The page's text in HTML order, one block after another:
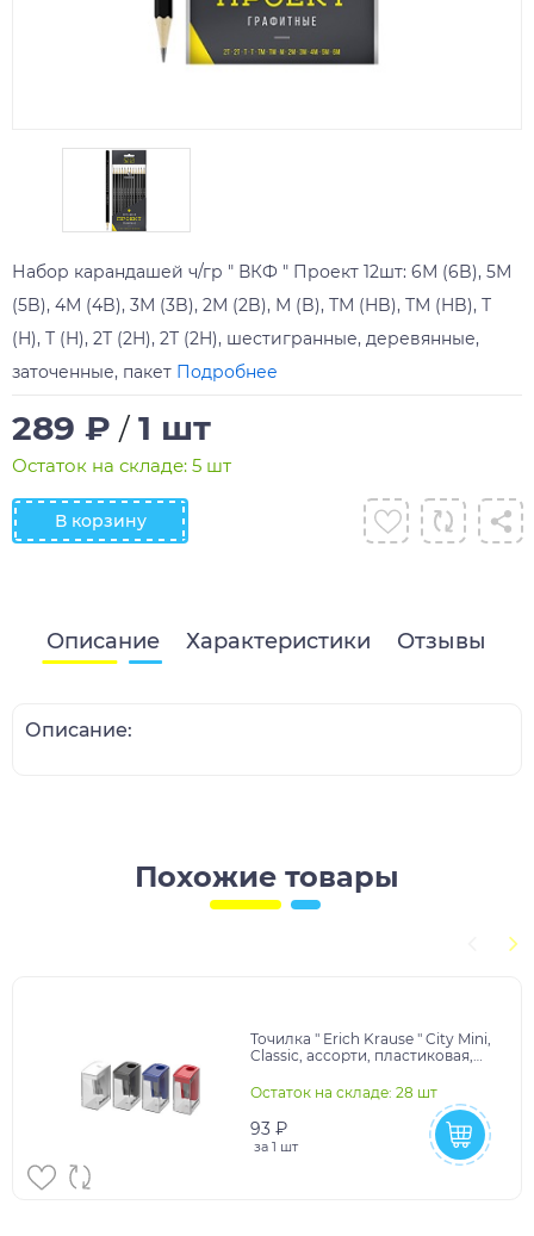
Набор карандашей ч/гр " ВКФ " Проект 12шт: 6М (6B), 5М
(5B), 4М (4B), 3М (3B), 2М (2B), М (B), ТМ (HB), ТМ (HB), Т
(H), Т (H), 2Т (2H), 2Т (2H), шестигранные, деревянные,
заточенные, пакет Подробнее
289 ₽ / 1 шт
Остаток на складе: 5 шт
В корзину
Описание Характеристики Отзывы
Описание:
Похожие товары
Точилка " Erich Krause " City Mini,
Classic, ассорти, пластиковая,
в
Остаток на складе: 28 шт
93 ₽
за 1 шт